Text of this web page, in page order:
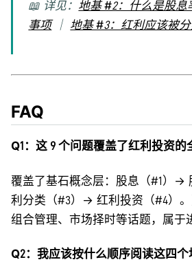
📖 详见： 地基 #2：什么是股
事项｜ 地基 #3：红利应该被
FAQ
Q1：这 9 个问题覆盖了红利投资的
覆盖了基石概念层：股息（#1）→
利分类（#3）→ 红利投资（#4）。
组合管理、市场择时等话题，属于
Q2：我应该按什么顺序阅读这四个